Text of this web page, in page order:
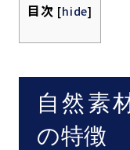
目次 [hide]
自然素
の特徴